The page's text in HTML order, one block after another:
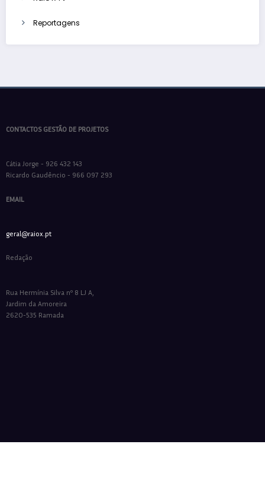
Reportagens
CONTACTOS GESTÃO DE PROJETOS
Cátia Jorge - 926 432 143
Ricardo Gaudêncio - 966 097 293
EMAIL
geral@raiox.pt
Redação
Rua Hermínia Silva nº 8 LJ A,
Jardim da Amoreira
2620-535 Ramada